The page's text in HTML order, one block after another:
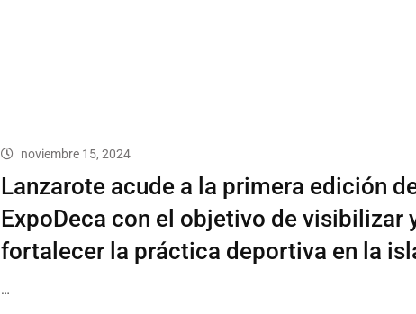
noviembre 15, 2024
Lanzarote acude a la primera edición
ExpoDeca con el objetivo de visibilizar
fortalecer la práctica deportiva en la
…